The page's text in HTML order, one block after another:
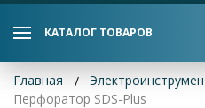
КАТАЛОГ ТОВАРОВ
Главная
Перфоратор SDS-Plus